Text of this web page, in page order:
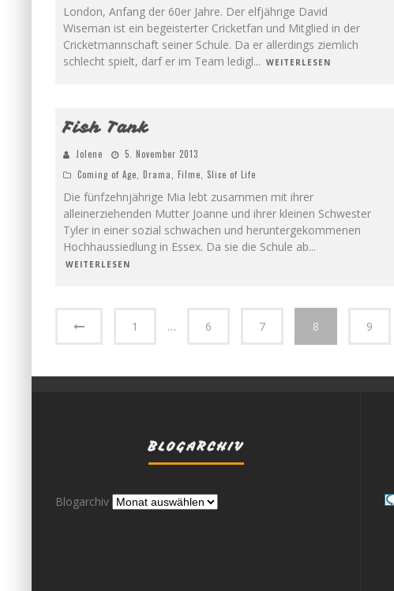
London, Anfang der 60er Jahre. Der elfjährige David
Wiseman ist ein begeisterter Cricketfan und Mitglied in der
Cricketmannschaft seiner Schule. Da er allerdings ziemlich
schlecht spielt, darf er im Team ledigl... WEITERLESEN
Fish Tank
Jolene
5. November 2013
Coming of Age Drama Filme Slice of Life
Die fünfzehnjährige Mia lebt zusammen mit ihrer
alleinerziehenden Mutter Joanne und ihrer kleinen Schwester
Tyler in einer sozial schwachen und heruntergekommenen
Hochhaussiedlung in Essex. Da sie die Schule ab...
WEITERLESEN
1 … 6 7 8 9
BLOGARCHIV
Blogarchiv